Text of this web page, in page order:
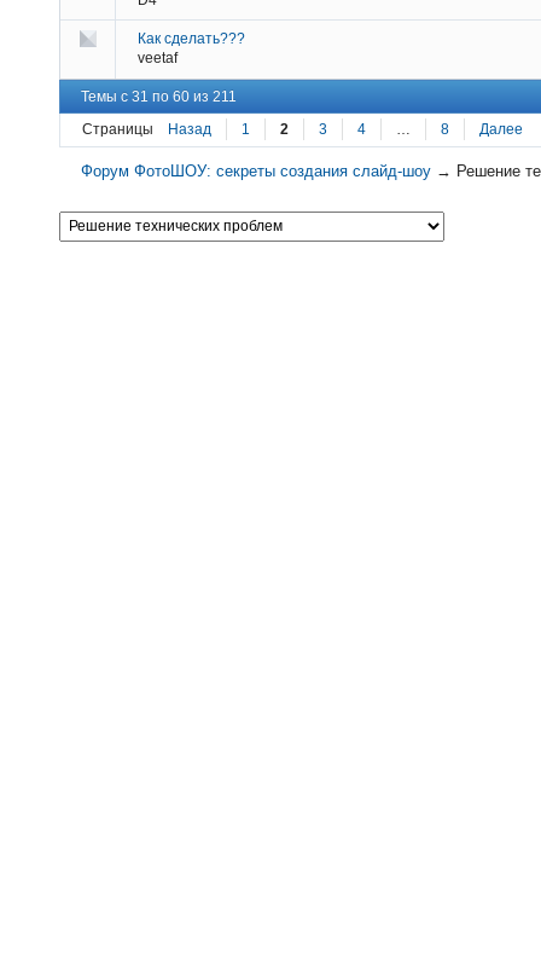
Как сделать???
veetaf
Темы с 31 по 60 из 211
Страницы
Назад 1 2 3 4 … 8 Далее
Форум ФотоШОУ: секреты создания слайд-шоу → Решение